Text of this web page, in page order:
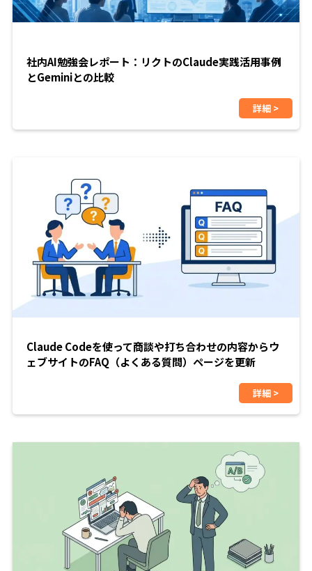
社内AI勉強会レポート：リクトのClaude実践活用事例
とGeminiとの比較
詳細 >
Claude Codeを使って商談や打ち合わせの内容からウ
ェブサイトのFAQ（よくある質問）ページを更新
詳細 >